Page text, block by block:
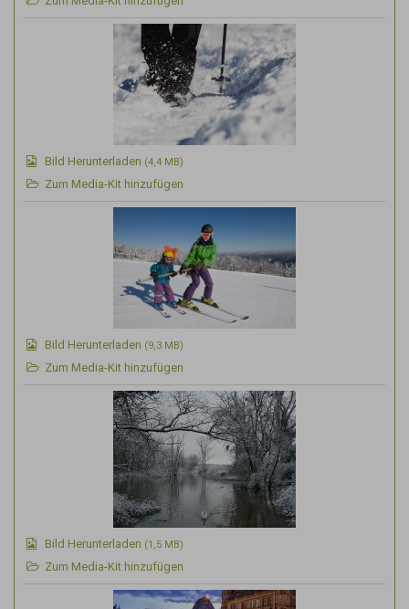
Bild Herunterladen (4,4 MB)
Zum Media-Kit hinzufügen
Bild Herunterladen (9,3 MB)
Zum Media-Kit hinzufügen
Bild Herunterladen (1,5 MB)
Zum Media-Kit hinzufügen